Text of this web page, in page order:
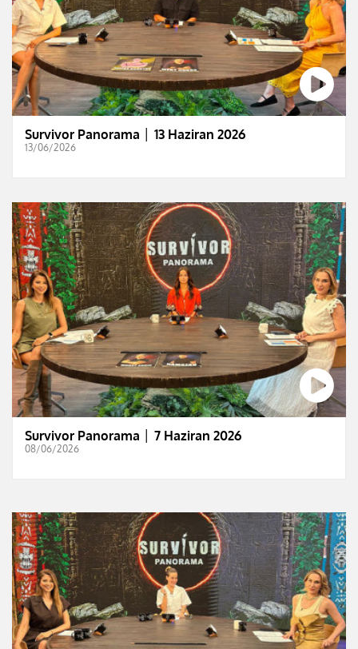
Survivor Panorama │ 13 Haziran 2026
13/06/2026
Survivor Panorama │ 7 Haziran 2026
08/06/2026